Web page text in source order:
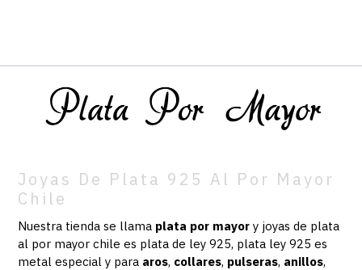
Joyas De Plata 925 Al Por Mayor
Chile
Nuestra tienda se llama plata por mayor y joyas de plata
al por mayor chile es plata de ley 925, plata ley 925 es
metal especial y para aros, collares, pulseras, anillos,